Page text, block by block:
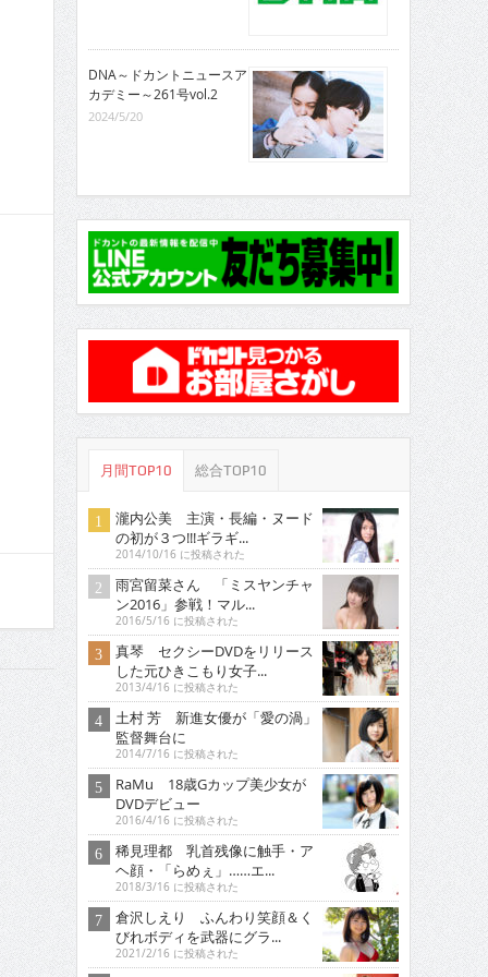
DNA～ドカントニュースア
カデミー～261号vol.2
2024/5/20
月間TOP10 総合TOP10
瀧内公美 主演・長編・ヌード
の初が３つ!!!ギラギ...
2014/10/16 に投稿された
雨宮留菜さん 「ミスヤンチャ
ン2016」参戦！マル...
2016/5/16 に投稿された
真琴 セクシーDVDをリリース
した元ひきこもり女子...
2013/4/16 に投稿された
土村 芳 新進女優が「愛の渦」
監督舞台に
2014/7/16 に投稿された
RaMu 18歳Gカップ美少女が
DVDデビュー
2016/4/16 に投稿された
稀見理都 乳首残像に触手・ア
ヘ顔・「らめぇ」……エ...
2018/3/16 に投稿された
倉沢しえり ふんわり笑顔＆く
びれボディを武器にグラ...
2021/2/16 に投稿された